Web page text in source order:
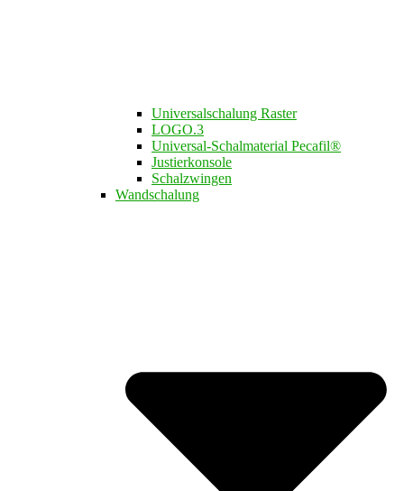
Universalschalung Raster
LOGO.3​
Universal-Schalmaterial Pecafil®
Justierkonsole
Schalzwingen
Wandschalung